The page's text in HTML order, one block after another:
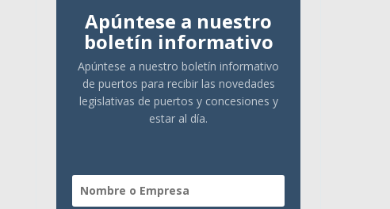
Apúntese a nuestro
boletín informativo
Apúntese a nuestro boletín informativo
de puertos para recibir las novedades
legislativas de puertos y concesiones y
estar al día.